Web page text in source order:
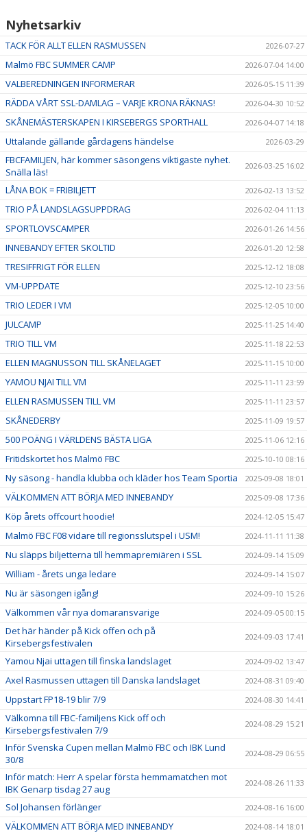
Nyhetsarkiv
TACK FÖR ALLT ELLEN RASMUSSEN 2026-07-27
Malmö FBC SUMMER CAMP 2026-07-04 14:00
VALBEREDNINGEN INFORMERAR 2026-05-15 11:39
RÄDDA VÅRT SSL-DAMLAG – VARJE KRONA RÄKNAS! 2026-04-30 10:52
SKÅNEMÄSTERSKAPEN I KIRSEBERGS SPORTHALL 2026-04-07 14:18
Uttalande gällande gårdagens händelse 2026-03-29
FBCFAMILJEN, här kommer säsongens viktigaste nyhet.
Snälla läs!
2026-03-25 16:02
LÅNA BOK = FRIBILJETT 2026-02-13 13:52
TRIO PÅ LANDSLAGSUPPDRAG 2026-02-04 11:13
SPORTLOVSCAMPER 2026-01-26 14:56
INNEBANDY EFTER SKOLTID 2026-01-20 12:58
TRESIFFRIGT FÖR ELLEN 2025-12-12 18:08
VM-UPPDATE 2025-12-10 23:56
TRIO LEDER I VM 2025-12-05 10:00
JULCAMP 2025-11-25 14:40
TRIO TILL VM 2025-11-18 22:53
ELLEN MAGNUSSON TILL SKÅNELAGET 2025-11-15 10:00
YAMOU NJAI TILL VM 2025-11-11 23:59
ELLEN RASMUSSEN TILL VM 2025-11-11 23:57
SKÅNEDERBY 2025-11-09 19:57
500 POÄNG I VÄRLDENS BÄSTA LIGA 2025-11-06 12:16
Fritidskortet hos Malmö FBC 2025-10-10 08:16
Ny säsong - handla klubba och kläder hos Team Sportia 2025-09-08 18:01
VÄLKOMMEN ATT BÖRJA MED INNEBANDY 2025-09-08 17:36
Köp årets offcourt hoodie! 2024-12-05 15:47
Malmö FBC F08 vidare till regionsslutspel i USM! 2024-11-11 11:38
Nu släpps biljetterna till hemmapremiären i SSL 2024-09-14 15:09
William - årets unga ledare 2024-09-14 15:07
Nu är säsongen igång! 2024-09-10 15:26
Välkommen vår nya domaransvarige 2024-09-05 00:15
Det här händer på Kick offen och på
Kirsebergsfestivalen
2024-09-03 17:41
Yamou Njai uttagen till finska landslaget 2024-09-02 13:47
Axel Rasmussen uttagen till Danska landslaget 2024-08-31 09:40
Uppstart FP18-19 blir 7/9 2024-08-30 14:41
Välkomna till FBC-familjens Kick off och
Kirsebergsfestivalen 7/9
2024-08-29 15:21
Inför Svenska Cupen mellan Malmö FBC och IBK Lund
30/8
2024-08-29 06:55
Inför match: Herr A spelar första hemmamatchen mot
IBK Genarp tisdag 27 aug
2024-08-26 11:33
Sol Johansen förlänger 2024-08-16 16:00
VÄLKOMMEN ATT BÖRJA MED INNEBANDY 2024-08-14 18:01